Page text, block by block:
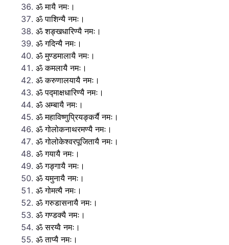
ॐ मायै नमः।
ॐ पाशिन्यै नमः।
ॐ शङ्खधारिण्यै नमः।
ॐ गदिन्यै नमः।
ॐ मुण्डमालायै नमः।
ॐ कमलायै नमः।
ॐ करुणालयायै नमः।
ॐ पद्माक्षधारिण्यै नमः।
ॐ अम्बायै नमः।
ॐ महाविष्णुप्रियङ्कर्यै नमः।
ॐ गोलोकनाथरमण्यै नमः।
ॐ गोलोकेश्वरपूजितायै नमः।
ॐ गयायै नमः।
ॐ गङ्गायै नमः।
ॐ यमुनायै नमः।
ॐ गोमत्यै नमः।
ॐ गरुडासनायै नमः।
ॐ गण्डक्यै नमः।
ॐ सरय्वै नमः।
ॐ ताप्यै नमः।